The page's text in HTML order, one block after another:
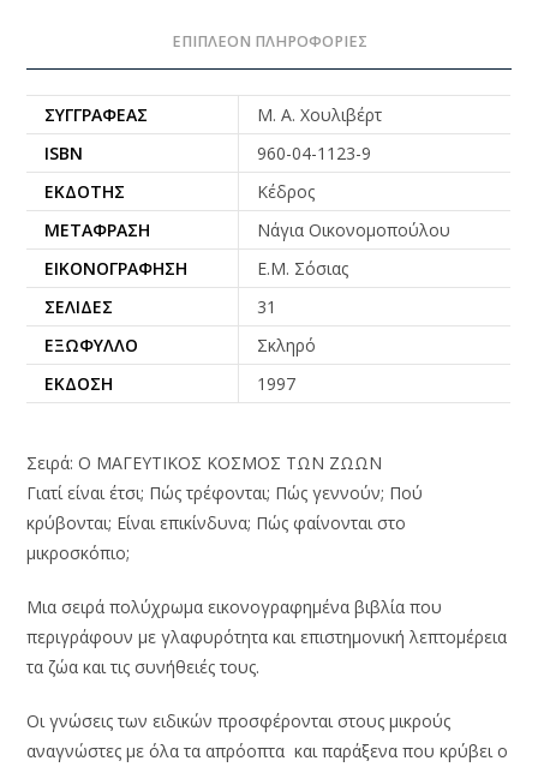
ΕΠΙΠΛΈΟΝ ΠΛΗΡΟΦΟΡΊΕΣ
ΣΥΓΓΡΑΦΈΑΣ
Μ. Α. Χουλιβέρτ
ISBN
960-04-1123-9
ΕΚΔΌΤΗΣ
Κέδρος
ΜΕΤΆΦΡΑΣΗ
Νάγια Οικονομοπούλου
ΕΙΚΟΝΟΓΡΆΦΗΣΗ
Ε.Μ. Σόσιας
ΣΕΛΊΔΕΣ
31
ΕΞΏΦΥΛΛΟ
Σκληρό
ΈΚΔΟΣΗ
1997
Σειρά: Ο ΜΑΓΕΥΤΙΚΟΣ ΚΟΣΜΟΣ ΤΩΝ ΖΩΩΝ
Γιατί είναι έτσι; Πώς τρέφονται; Πώς γεννούν; Πού
κρύβονται; Είναι επικίνδυνα; Πώς φαίνονται στο
μικροσκόπιο;
Μια σειρά πολύχρωμα εικονογραφημένα βιβλία που
περιγράφουν με γλαφυρότητα και επιστημονική λεπτομέρεια
τα ζώα και τις συνήθειές τους.
Οι γνώσεις των ειδικών προσφέρονται στους μικρούς
αναγνώστες με όλα τα απρόοπτα και παράξενα που κρύβει ο